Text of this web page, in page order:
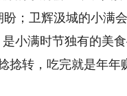
；卫辉汲城的小满
是小满时节独有的
捻转，吃完就是年年